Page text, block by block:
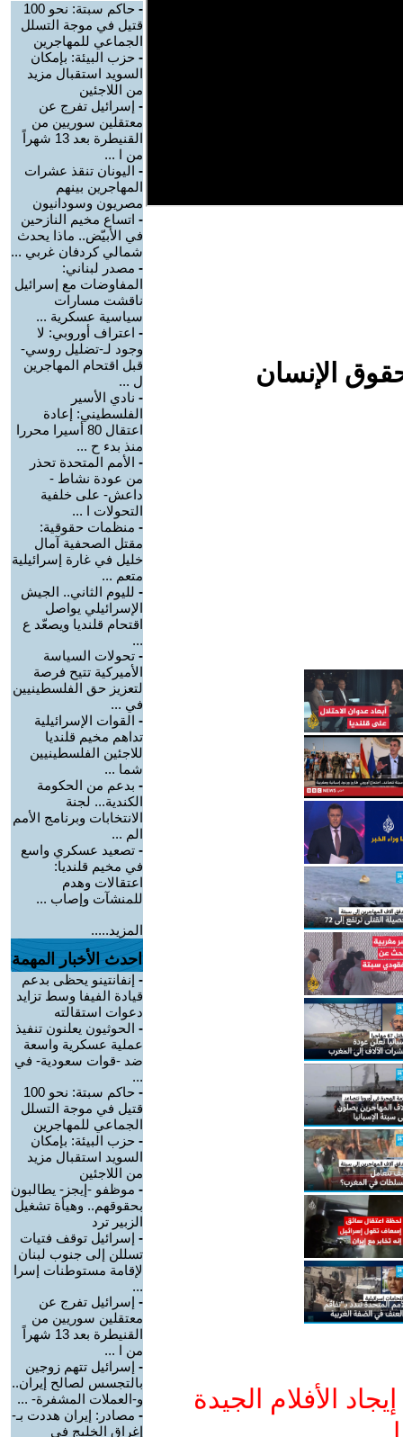
الإنسان
الأفلام الجيدة
-
حاكم سبتة: نحو 100
قتيل في موجة التسلل
الجماعي للمهاجرين
- حزب البيئة: بإمكان
السويد استقبال مزيد
من اللاجئين
- إسرائيل تفرج عن
معتقلين سوريين من
القنيطرة بعد 13 شهراً
من ا ...
- اليونان تنقذ عشرات
المهاجرين بينهم
مصريون وسودانيون
- اتساع مخيم النازحين
في الأبيّض.. ماذا يحدث
شمالي كردفان غربي ...
- مصدر لبناني:
المفاوضات مع إسرائيل
ناقشت مسارات
سياسية عسكرية ...
- اعتراف أوروبي: لا
وجود لـ-تضليل روسي-
قبل اقتحام المهاجرين
ل ...
- نادي الأسير
الفلسطيني: إعادة
اعتقال 80 أسيرا محررا
منذ بدء ح ...
- الأمم المتحدة تحذر
من عودة نشاط -
داعش- على خلفية
التحولات ا ...
- منظمات حقوقية:
مقتل الصحفية آمال
خليل في غارة إسرائيلية
متعم ...
- لليوم الثاني.. الجيش
الإسرائيلي يواصل
اقتحام قلنديا ويصعّد ع
...
- تحولات السياسة
الأميركية تتيح فرصة
لتعزيز حق الفلسطينيين
في ...
- القوات الإسرائيلية
تداهم مخيم قلنديا
للاجئين الفلسطينيين
شما ...
- بدعم من الحكومة
الكندية... لجنة
الانتخابات وبرنامج الأمم
الم ...
- تصعيد عسكري واسع
في مخيم قلنديا:
اعتقالات وهدم
للمنشآت وإصاب ...
المزيد.....
احدث الأخبار المهمة
- إنفانتينو يحظى بدعم
قيادة الفيفا وسط تزايد
دعوات استقالته
- الحوثيون يعلنون تنفيذ
عملية عسكرية واسعة
ضد -قوات سعودية- في
...
-
حاكم سبتة: نحو 100
قتيل في موجة التسلل
الجماعي للمهاجرين
- حزب البيئة: بإمكان
السويد استقبال مزيد
من اللاجئين
- موظفو -إيجز- يطالبون
بحقوقهم.. وهيأة تشغيل
الزبير ترد
- إسرائيل توقف فتيات
تسللن إلى جنوب لبنان
لإقامة مستوطنات إسرا
...
- إسرائيل تفرج عن
معتقلين سوريين من
القنيطرة بعد 13 شهراً
من ا ...
- إسرائيل تتهم زوجين
بالتجسس لصالح إيران..
و-العملات المشفرة- ...
- مصادر: إيران هددت بـ-
إغراق الخليج في